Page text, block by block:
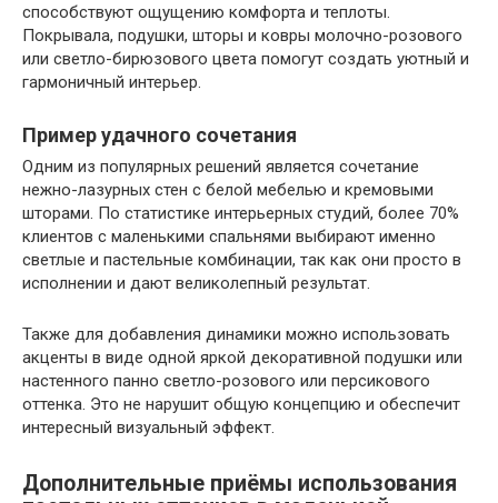
способствуют ощущению комфорта и теплоты.
Покрывала, подушки, шторы и ковры молочно-розового
или светло-бирюзового цвета помогут создать уютный и
гармоничный интерьер.
Пример удачного сочетания
Одним из популярных решений является сочетание
нежно-лазурных стен с белой мебелью и кремовыми
шторами. По статистике интерьерных студий, более 70%
клиентов с маленькими спальнями выбирают именно
светлые и пастельные комбинации, так как они просто в
исполнении и дают великолепный результат.
Также для добавления динамики можно использовать
акценты в виде одной яркой декоративной подушки или
настенного панно светло-розового или персикового
оттенка. Это не нарушит общую концепцию и обеспечит
интересный визуальный эффект.
Дополнительные приёмы использования